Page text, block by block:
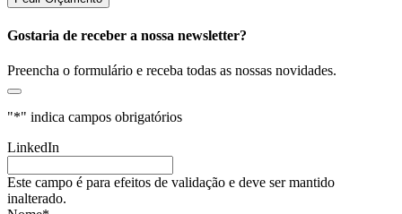
Gostaria de receber a nossa newsletter?
Preencha o formulário e receba todas as nossas novidades.
"*" indica campos obrigatórios
LinkedIn
Este campo é para efeitos de validação e deve ser mantido
inalterado.